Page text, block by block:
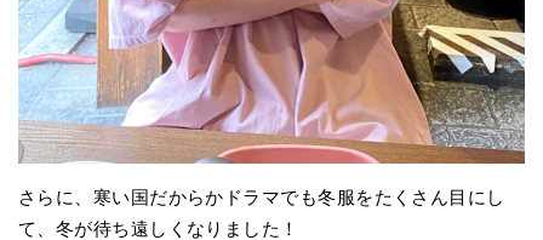
さらに、寒い国だからかドラマでも冬服をたくさん目にし
て、冬が待ち遠しくなりました！